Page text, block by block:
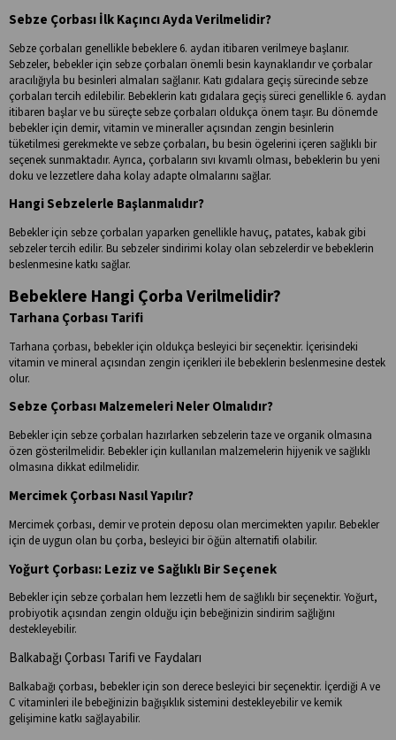
Sebze Çorbası İlk Kaçıncı Ayda Verilmelidir?
Sebze çorbaları genellikle bebeklere 6. aydan itibaren verilmeye başlanır.
Sebzeler, bebekler için sebze çorbaları önemli besin kaynaklarıdır ve çorbalar
aracılığıyla bu besinleri almaları sağlanır. Katı gıdalara geçiş sürecinde sebze
çorbaları tercih edilebilir. Bebeklerin katı gıdalara geçiş süreci genellikle 6. aydan
itibaren başlar ve bu süreçte sebze çorbaları oldukça önem taşır. Bu dönemde
bebekler için demir, vitamin ve mineraller açısından zengin besinlerin
tüketilmesi gerekmekte ve sebze çorbaları, bu besin ögelerini içeren sağlıklı bir
seçenek sunmaktadır. Ayrıca, çorbaların sıvı kıvamlı olması, bebeklerin bu yeni
doku ve lezzetlere daha kolay adapte olmalarını sağlar.
Hangi Sebzelerle Başlanmalıdır?
Bebekler için sebze çorbaları yaparken genellikle havuç, patates, kabak gibi
sebzeler tercih edilir. Bu sebzeler sindirimi kolay olan sebzelerdir ve bebeklerin
beslenmesine katkı sağlar.
Bebeklere Hangi Çorba Verilmelidir?
Tarhana Çorbası Tarifi
Tarhana çorbası, bebekler için oldukça besleyici bir seçenektir. İçerisindeki
vitamin ve mineral açısından zengin içerikleri ile bebeklerin beslenmesine destek
olur.
Sebze Çorbası Malzemeleri Neler Olmalıdır?
Bebekler için sebze çorbaları hazırlarken sebzelerin taze ve organik olmasına
özen gösterilmelidir. Bebekler için kullanılan malzemelerin hijyenik ve sağlıklı
olmasına dikkat edilmelidir.
Mercimek Çorbası Nasıl Yapılır?
Mercimek çorbası, demir ve protein deposu olan mercimekten yapılır. Bebekler
için de uygun olan bu çorba, besleyici bir öğün alternatifi olabilir.
Yoğurt Çorbası: Leziz ve Sağlıklı Bir Seçenek
Bebekler için sebze çorbaları hem lezzetli hem de sağlıklı bir seçenektir. Yoğurt,
probiyotik açısından zengin olduğu için bebeğinizin sindirim sağlığını
destekleyebilir.
Balkabağı Çorbası Tarifi ve Faydaları
Balkabağı çorbası, bebekler için son derece besleyici bir seçenektir. İçerdiği A ve
C vitaminleri ile bebeğinizin bağışıklık sistemini destekleyebilir ve kemik
gelişimine katkı sağlayabilir.